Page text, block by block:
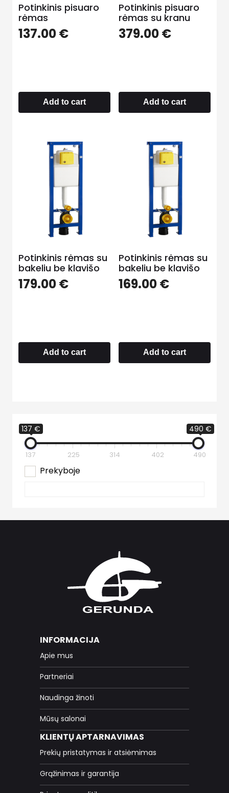
137 € 490 €
137 225 314 402 490
Prekyboje
Potinkinis pisuaro
rėmas
137.00€
Add to cart
Potinkinis pisuaro
rėmas su kranu
379.00€
Add to cart
Potinkinis rėmas su
bakeliu be klavišo
179.00€
Add to cart
Potinkinis rėmas su
bakeliu be klavišo
169.00€
Add to cart
INFORMACIJA
Apie mus
Partneriai
Naudinga žinoti
Mūsų salonai
KLIENTŲ APTARNAVIMAS
Prekių pristatymas ir atsiėmimas
Grąžinimas ir garantija